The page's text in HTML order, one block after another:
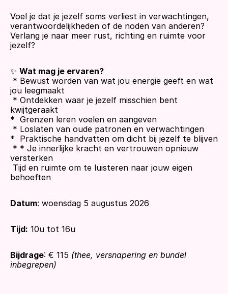
Voel je dat je jezelf soms verliest in verwachtingen,
verantwoordelijkheden of de noden van anderen?
Verlang je naar meer rust, richting en ruimte voor
jezelf?
✨ Wat mag je ervaren?
jou leegmaakt
kwijtgeraakt
*  Grenzen leren voelen en aangeven
* Loslaten van oude patronen en verwachtingen
*  Praktische handvatten om dicht bij jezelf te blijven
versterken
behoeften
Datum: woensdag 5 augustus 2026
Tijd: 10u tot 16u
Bijdrage: € 115 (thee, versnapering en bundel
inbegrepen)